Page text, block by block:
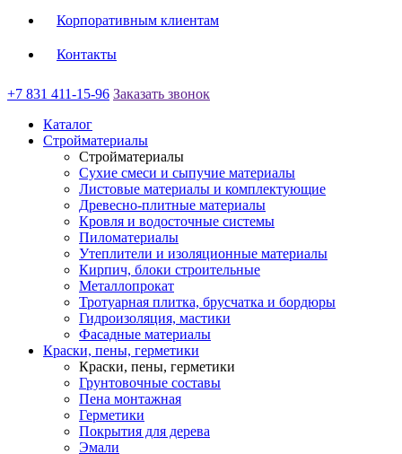
Корпоративным клиентам
Контакты
+7 831 411-15-96 Заказать звонок
Каталог
Стройматериалы
Стройматериалы
Сухие смеси и сыпучие материалы
Листовые материалы и комплектующие
Древесно-плитные материалы
Кровля и водосточные системы
Пиломатериалы
Утеплители и изоляционные материалы
Кирпич, блоки строительные
Металлопрокат
Тротуарная плитка, брусчатка и бордюры
Гидроизоляция, мастики
Фасадные материалы
Краски, пены, герметики
Краски, пены, герметики
Грунтовочные составы
Пена монтажная
Герметики
Покрытия для дерева
Эмали